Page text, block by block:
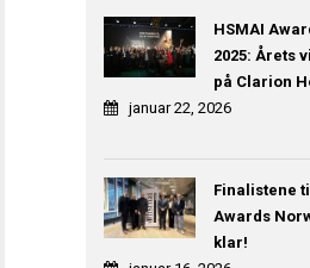
HSMAI
2025: Årets
på Clarion
januar 22, 2026
Finalistene
Awards
klar!